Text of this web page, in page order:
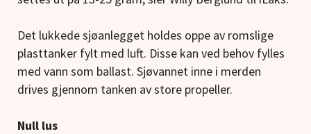
Det lukkede sjøanlegget holdes oppe av romslige
plasttanker fylt med luft. Disse kan ved behov fylles
med vann som ballast. Sjøvannet inne i merden
drives gjennom tanken av store propeller.
Null lus